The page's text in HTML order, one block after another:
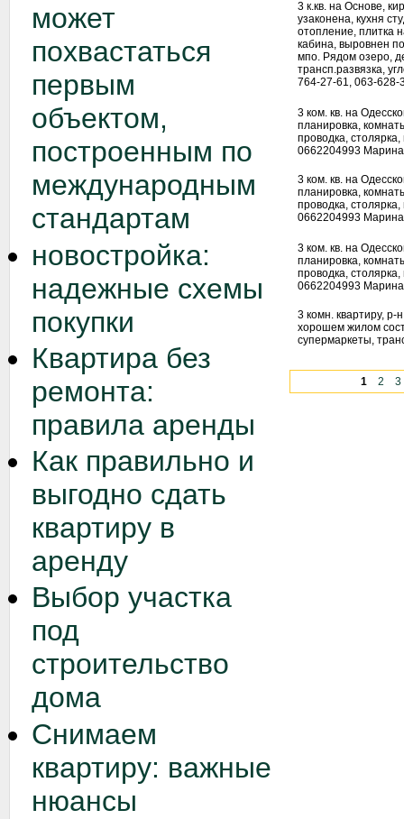
может
похвастаться
первым
объектом,
построенным по
международным
стандартам
новостройка:
надежные схемы
покупки
Квартира без
ремонта:
правила аренды
Как правильно и
выгодно сдать
квартиру в
аренду
Выбор участка
под
строительство
дома
Снимаем
квартиру: важные
нюансы
3 к.кв. на Основе,
узаконена, кухня
отопление, плитка
кабина, выровнен
мпо. Рядом озеро,
трансп.развязка,
764-27-61, 063-628-
3 ком. кв. на
планировка,
проводка,
0662204993
3 ком. кв. на
планировка,
проводка,
0662204993
3 ком. кв. на
планировка,
проводка,
0662204993
3 комн. квартиру, р-
хорошем жилом
супермаркеты,
1 2 3